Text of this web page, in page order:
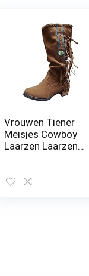
Vrouwen Tiener
Meisjes Cowboy
Laarzen Laarzen
zijn Retro Hakken